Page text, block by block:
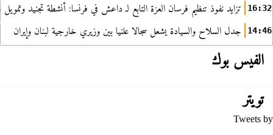
16:32 تزايد نفوذ تنظيم فرسان العزة التابع لـ داعش في فرنسا: أنشطة تجنيد
14:46 جدل السلاح والسيادة يشعل سجالا علنيا بين وزيري خارجية لبنان وإيران
الفيس بوك
تويتر
Tweets by